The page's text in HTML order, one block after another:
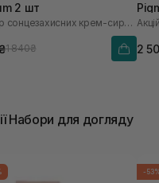
2 шт
Набір сонцезахисних крем-сироваток
1 840₴ 2
Набори для догляду
-